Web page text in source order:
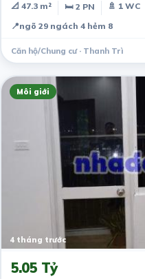
📐 47.3 m² 🛏 2 PN
🚿 1 WC
📍ngõ 29 ngách 4 hẻm 8
Căn hộ/Chung cư · Thanh Trì
Môi giới
4 tháng trước
5.05 Tỷ